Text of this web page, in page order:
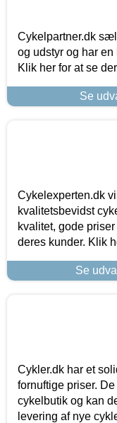
Cykelpartner.dk
og udstyr og har
Klik her for at se
Se
Cykelexperten.dk
kvalitetsbevidst
kvalitet, gode
deres kunder. Klik
Se
Cykler.dk har et
fornuftige priser.
cykelbutik og kan
levering af nye